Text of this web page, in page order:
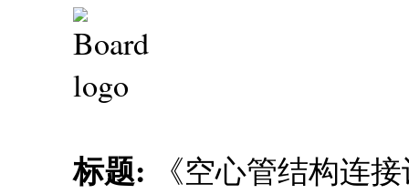
标题: 《空心管结构连